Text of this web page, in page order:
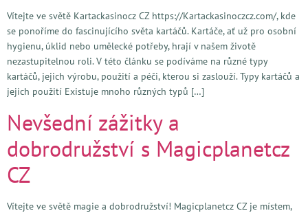
Vítejte ve světě Kartackasinocz CZ https://Kartackasinoczcz.com/, kde
se ponoříme do fascinujícího světa kartáčů. Kartáče, ať už pro osobní
hygienu, úklid nebo umělecké potřeby, hrají v našem životě
nezastupitelnou roli. V této článku se podíváme na různé typy
kartáčů, jejich výrobu, použití a péči, kterou si zaslouží. Typy kartáčů a
jejich použití Existuje mnoho různých typů […]
Nevšední zážitky a
dobrodružství s Magicplanetcz
CZ
Vítejte ve světě magie a dobrodružství! Magicplanetcz CZ je místem,